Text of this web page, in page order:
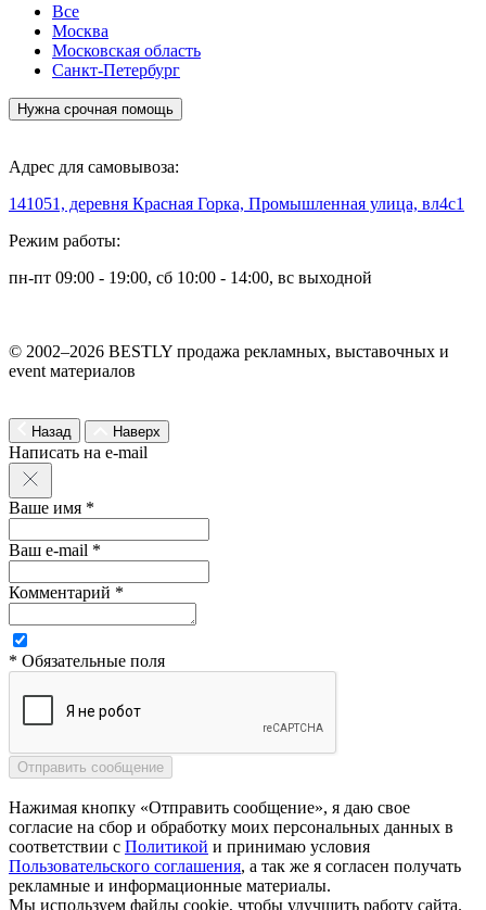
Все
Москва
Московская область
Санкт-Петербург
Нужна срочная помощь
Адрес для самовывоза:
141051, деревня Красная Горка, Промышленная улица, вл4с1
Режим работы:
пн-пт 09:00 - 19:00, сб 10:00 - 14:00, вс выходной
© 2002–2026 BESTLY продажа рекламных, выставочных и
event материалов
Назад Наверх
Написать на e-mail
Ваше имя *
Ваш e-mail *
Комментарий *
* Обязательные поля
Нажимая кнопку «Отправить сообщение», я даю свое
согласие на сбор и обработку моих персональных данных в
соответствии с Политикой и принимаю условия
Пользовательского соглашения, а так же я согласен получать
рекламные и информационные материалы.
Мы используем файлы cookie, чтобы улучшить работу сайта.